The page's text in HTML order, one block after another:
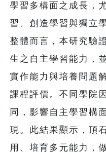
學習多構面之成長，
習、創造學習與獨立
整體而言，本研究驗
生之自主學習能力，
實作能力與培養問題
課程評價。不同學院
同，影響自主學習構
現。此結果顯示，頂
用、培育多元能力，